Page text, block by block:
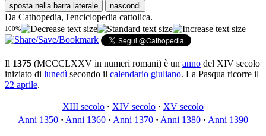
sposta nella barra laterale nascondi
Da Cathopedia, l'enciclopedia cattolica.
100%
Il 1375 (MCCCLXXV in numeri romani) è un anno del XIV secolo
iniziato di lunedì secondo il calendario giuliano. La Pasqua ricorre il
22 aprile.
XIII secolo · XIV secolo · XV secolo
Anni 1350 · Anni 1360 · Anni 1370 · Anni 1380 · Anni 1390